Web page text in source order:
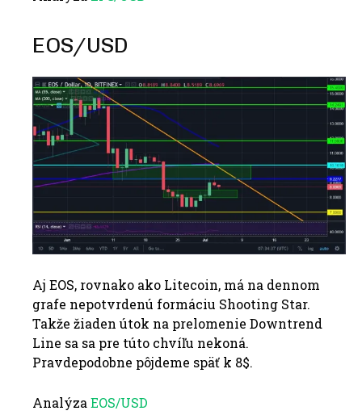
EOS/USD
Aj EOS, rovnako ako Litecoin, má na dennom
grafe nepotvrdenú formáciu Shooting Star.
Takže žiaden útok na prelomenie Downtrend
Line sa sa pre túto chvíľu nekoná.
Pravdepodobne pôjdeme späť k 8$.
Analýza EOS/USD